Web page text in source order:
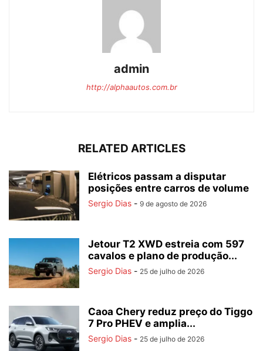
admin
http://alphaautos.com.br
RELATED ARTICLES
Elétricos passam a disputar
posições entre carros de volume
Sergio Dias - 9 de agosto de 2026
Jetour T2 XWD estreia com 597
cavalos e plano de produção...
Sergio Dias - 25 de julho de 2026
Caoa Chery reduz preço do Tiggo
7 Pro PHEV e amplia...
Sergio Dias - 25 de julho de 2026